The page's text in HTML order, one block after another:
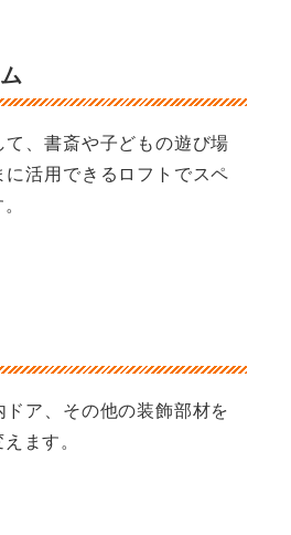
て、書斎や子どもの遊び場
に活用できるロフトでスペ
ア、その他の装飾部材を
ます。